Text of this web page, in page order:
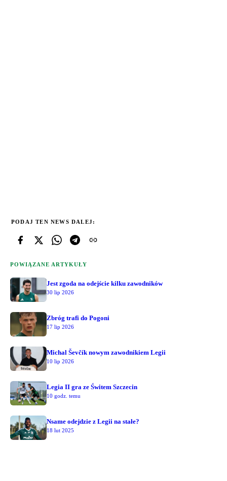
PODAJ TEN NEWS DALEJ:
POWIĄZANE ARTYKUŁY
Jest zgoda na odejście kilku zawodników
30 lip 2026
Zbróg trafi do Pogoni
17 lip 2026
Michal Ševčík nowym zawodnikiem Legii
10 lip 2026
Legia II gra ze Świtem Szczecin
10 godz. temu
Nsame odejdzie z Legii na stałe?
18 lut 2025